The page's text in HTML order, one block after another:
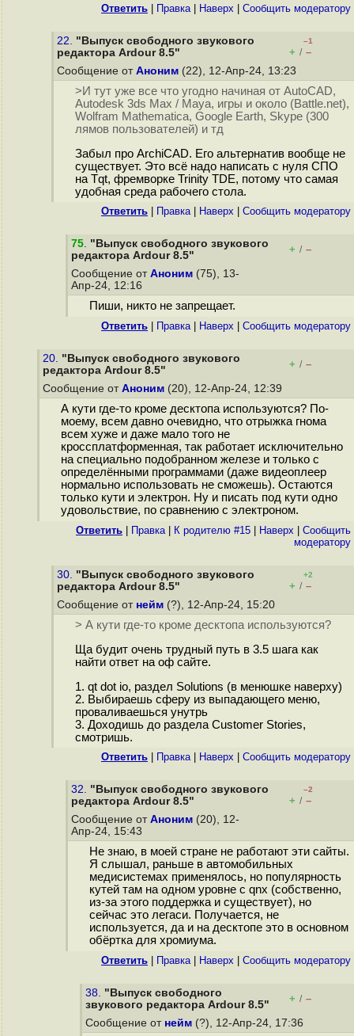
Ответить Правка| Наверх Cообщить модератору
22. "Выпуск свободного звукового
редактора Ardour 8.5"
–1
+ / –
Сообщение от Аноним (22), 12-Апр-24, 13:23
>И тут уже все что угодно начиная от AutoCAD,
Autodesk 3ds Max / Maya, игры и около (Battle.net),
Wolfram Mathematica, Google Earth, Skype (300
лямов пользователей) и тд
Забыл про ArchiCAD. Его альтернатив вообще не
существует. Это всё надо написать с нуля СПО
на Tqt, фремворке Trinity TDE, потому что самая
удобная среда рабочего стола.
Ответить Правка| Наверх Cообщить модератору
75. "Выпуск свободного звукового
редактора Ardour 8.5"
+ / –
Сообщение от Аноним (75), 13-
Апр-24, 12:16
Пиши, никто не запрещает.
Ответить Правка| Наверх Cообщить модератору
20. "Выпуск свободного звукового
редактора Ardour 8.5"
+ / –
Сообщение от Аноним (20), 12-Апр-24, 12:39
А кути где-то кроме десктопа используются? По-
моему, всем давно очевидно, что отрыжка гнома
всем хуже и даже мало того не
кроссплатформенная, так работает исключительно
на специально подобранном железе и только с
определёнными программами (даже видеоплеер
нормально использовать не сможешь). Остаются
только кути и электрон. Ну и писать под кути одно
удовольствие, по сравнению с электроном.
Ответить Правка| К родителю #15 Наверх
Cообщить
модератору
30. "Выпуск свободного звукового
редактора Ardour 8.5"
+2
+ / –
Сообщение от нейм (?), 12-Апр-24, 15:20
> А кути где-то кроме десктопа используются?
Ща будит очень трудный путь в 3.5 шага как
найти ответ на оф сайте.
1. qt dot io, раздел Solutions (в менюшке наверху)
2. Выбираешь сферу из выпадающего меню,
проваливаешься унутрь
3. Доходишь до раздела Customer Stories,
смотришь.
Ответить Правка| Наверх Cообщить модератору
32. "Выпуск свободного звукового
редактора Ardour 8.5"
–2
+ / –
Сообщение от Аноним (20), 12-
Апр-24, 15:43
Не знаю, в моей стране не работают эти сайты.
Я слышал, раньше в автомобильных
медисистемах применялось, но популярность
кутей там на одном уровне с qnx (собственно,
из-за этого поддержка и существует), но
сейчас это легаси. Получается, не
используется, да и на десктопе это в основном
обёртка для хромиума.
Ответить Правка| Наверх Cообщить модератору
38. "Выпуск свободного
звукового редактора Ardour 8.5"
+ / –
Сообщение от нейм (?), 12-Апр-24, 17:36